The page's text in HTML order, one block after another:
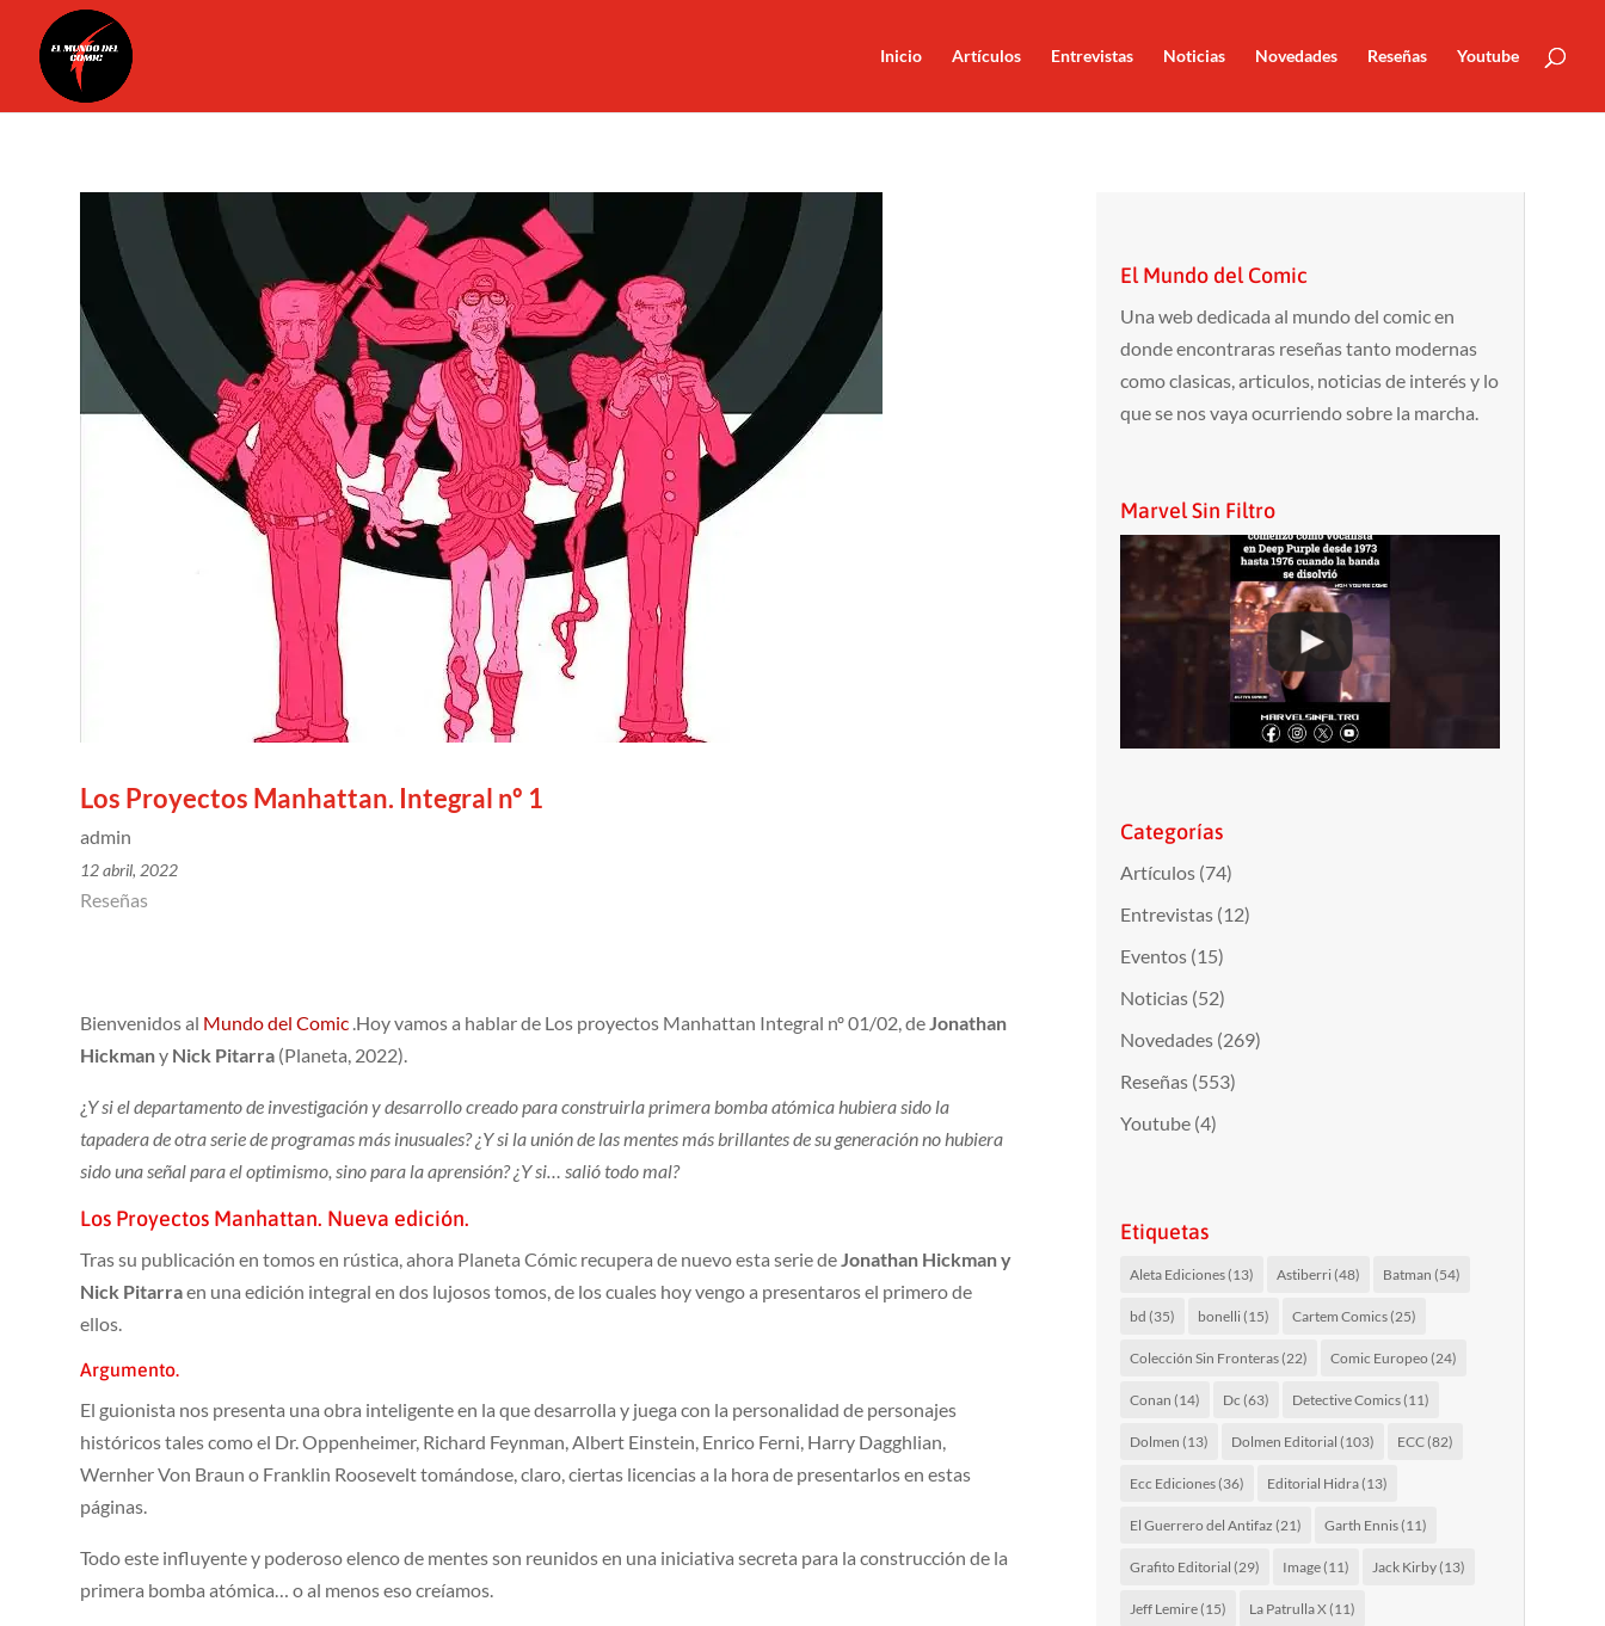
Inicio Artículos Entrevistas Noticias Novedades Reseñas Youtube
Los Proyectos Manhattan. Integral nº 1
admin
12 abril, 2022
Reseñas
Bienvenidos al Mundo del Comic .Hoy vamos a hablar de Los proyectos Manhattan Integral nº 01/02, deJonathan
Hickmany Nick Pitarra (Planeta, 2022).
¿Y si el departamento de investigación y desarrollo creado para construirla primera bomba atómica hubiera sido la
tapadera de otra serie de programas más inusuales? ¿Y si la unión de las mentes más brillantes de su generación no hubiera
sido una señal para el optimismo, sino para la aprensión? ¿Y si… salió todo mal?
Los Proyectos Manhattan. Nueva edición.
Tras su publicación en tomos en rústica, ahora Planeta Cómic recupera de nuevo esta serie deJonathan Hickman y
Nick Pitarraen una edición integral en dos lujosos tomos, de los cuales hoy vengo a presentaros el primero de
ellos.
Argumento.
El guionista nos presenta una obra inteligente en la que desarrolla y juega con la personalidad de personajes
históricos tales como el Dr. Oppenheimer, Richard Feynman, Albert Einstein, Enrico Ferni, Harry Dagghlian,
Wernher Von Braun o Franklin Roosevelt tomándose, claro, ciertas licencias a la hora de presentarlos en estas
páginas.
Todo este influyente y poderoso elenco de mentes son reunidos en una iniciativa secreta para la construcción de la
primera bomba atómica… o al menos eso creíamos.
El Mundo del Comic
Una web dedicada al mundo del comic en
donde encontraras reseñas tanto modernas
como clasicas, articulos, noticias de interés y lo
que se nos vaya ocurriendo sobre la marcha.
Marvel Sin Filtro
Categorías
Artículos(74)
Entrevistas(12)
Eventos(15)
Noticias(52)
Novedades(269)
Reseñas(553)
Youtube(4)
Etiquetas
Aleta Ediciones(13) Astiberri(48) Batman (54)
bd (35) bonelli(15) Cartem Comics(25)
Colección Sin Fronteras(22) Comic Europeo (24)
Conan (14) Dc (63) Detective Comics(11)
Dolmen (13) Dolmen Editorial (103) ECC(82)
Ecc Ediciones(36) Editorial Hidra(13)
El Guerrero del Antifaz (21) Garth Ennis(11)
Grafito Editorial (29) Image(11) Jack Kirby(13)
Jeff Lemire(15) La Patrulla X(11)